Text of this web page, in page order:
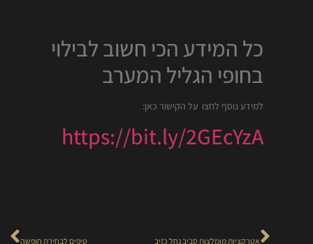
כל המידע הכי חשוב לבילוי
בחופי הגליל המערב
למידע נוסף לחצו על הקישור כאן:
https://bit.ly/2GEcYzA
אטרקציות מומלצות סביב נחל כזיב טיפים לבחירת חופשה